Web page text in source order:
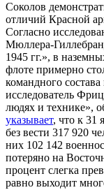
Соколов
отличий Красной
Согласно
Мюллера-
1945 гг.», в
флоте примерно
командного
исследователь
людях и технике»,
указывает, что к 31
без вести 317 920
них 102 142
потеряно на
процент слегка
равно выходит